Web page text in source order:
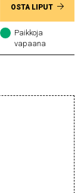
OSTA LIPUT
Paikkoja
vapaana